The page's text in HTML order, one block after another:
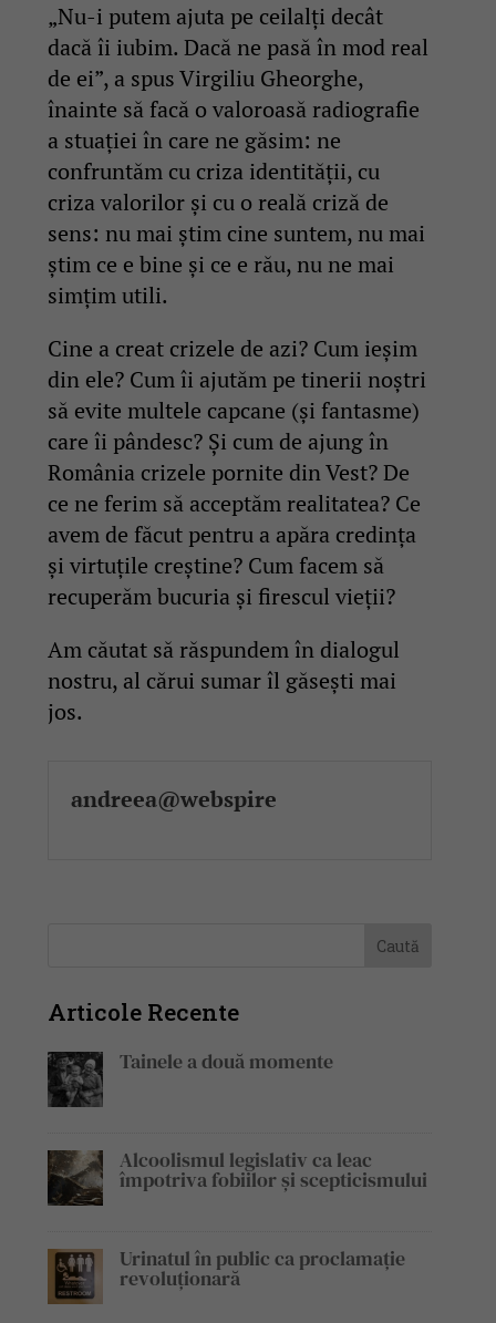
„Nu-i putem ajuta pe ceilalți decât
dacă îi iubim. Dacă ne pasă în mod real
de ei”, a spus Virgiliu Gheorghe,
înainte să facă o valoroasă radiografie
a stuației în care ne găsim: ne
confruntăm cu criza identității, cu
criza valorilor și cu o reală criză de
sens: nu mai știm cine suntem, nu mai
știm ce e bine și ce e rău, nu ne mai
simțim utili.
Cine a creat crizele de azi? Cum ieșim
din ele? Cum îi ajutăm pe tinerii noștri
să evite multele capcane (și fantasme)
care îi pândesc? Și cum de ajung în
România crizele pornite din Vest? De
ce ne ferim să acceptăm realitatea? Ce
avem de făcut pentru a apăra credința
și virtuțile creștine? Cum facem să
recuperăm bucuria și firescul vieții?
Am căutat să răspundem în dialogul
nostru, al cărui sumar îl găsești mai
jos.
andreea@webspire
Articole Recente
Tainele a două momente
Alcoolismul legislativ ca leac
împotriva fobiilor și scepticismului
Urinatul în public ca proclamație
revoluționară